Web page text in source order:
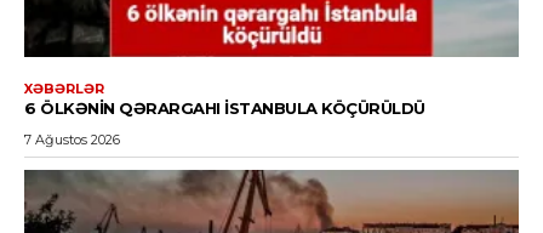
XƏBƏRLƏR
6 ÖLKƏNIN QƏRARGAHI İSTANBULA KÖÇÜRÜLDÜ
7 Ağustos 2026